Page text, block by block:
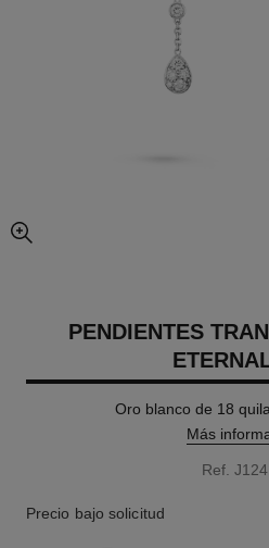
imagen agrandada
PENDIENTES
Oro blanco de 18
Más
Ref.
Precio bajo solicitud